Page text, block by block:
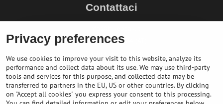
Contattaci
+436764858804 (AT)
Privacy preferences
We use cookies to improve your visit to this website, analyze its
performance and collect data about its use. We may use third-party
tools and services for this purpose, and collected data may be
transferred to partners in the EU, US or other countries. By clicking
on "Accept all cookies" you express your consent to this processing.